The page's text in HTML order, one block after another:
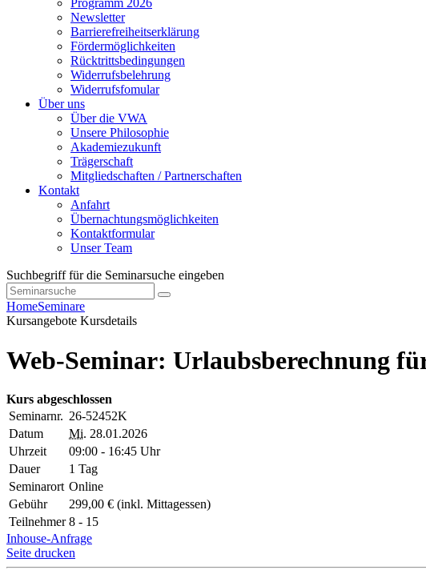
Programm 2026
Newsletter
Barrierefreiheitserklärung
Fördermöglichkeiten
Rücktrittsbedingungen
Widerrufsbelehrung
Widerrufsfomular
Über uns
Über die VWA
Unsere Philosophie
Akademiezukunft
Trägerschaft
Mitgliedschaften / Partnerschaften
Kontakt
Anfahrt
Übernachtungsmöglichkeiten
Kontaktformular
Unser Team
Suchbegriff für die Seminarsuche eingeben
HomeSeminare
Kursangebote Kursdetails
Web-Seminar: Urlaubsberechnung
Kurs abgeschlossen
Seminarnr. 26-52452K
Datum
Mi. 28.01.2026
Uhrzeit
09:00 - 16:45 Uhr
Dauer
1 Tag
Seminarort Online
Gebühr
299,00 € (inkl. Mittagessen)
Teilnehmer 8 - 15
Inhouse-Anfrage
Seite drucken